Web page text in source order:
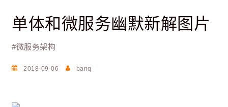
单体和微服务幽默新解图片
#微服务架构
2018-09-06 banq